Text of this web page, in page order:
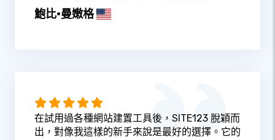
鮑比·曼嫩格
在試用過各種網站建置工具後，SITE123 脫穎而
出，對像我這樣的新手來說是最好的選擇。它的